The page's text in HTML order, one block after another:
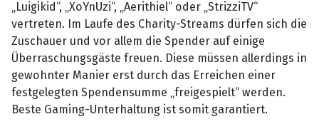
„Luigikid“, „XoYnUzi“, „Aerithiel“ oder „StrizziTV“
vertreten. Im Laufe des Charity-Streams dürfen sich die
Zuschauer und vor allem die Spender auf einige
Überraschungsgäste freuen. Diese müssen allerdings in
gewohnter Manier erst durch das Erreichen einer
festgelegten Spendensumme „freigespielt“ werden.
Beste Gaming-Unterhaltung ist somit garantiert.